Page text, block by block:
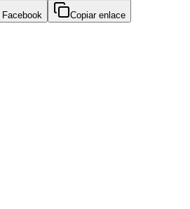
Facebook Copiar enlace